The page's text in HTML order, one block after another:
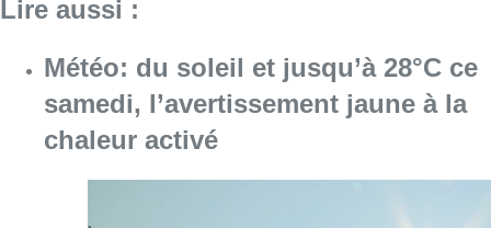
Lire aussi :
Météo: du soleil et jusqu’à 28°C ce
samedi, l’avertissement jaune à la
chaleur activé